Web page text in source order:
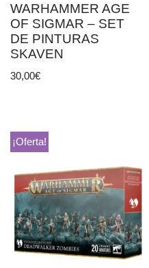
WARHAMMER AGE
OF SIGMAR – SET
DE PINTURAS
SKAVEN
30,00€
¡Oferta!